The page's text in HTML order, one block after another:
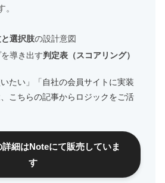
選択肢の設計意図
導き出す判定表（スコアリング）
いたい」「自社の会員サイトに実装
こちらの記事からロジックをご活
細はNoteにて販売していま
す